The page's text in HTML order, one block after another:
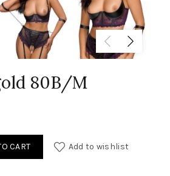
80B/M
M quantity
CART Add to wishlist